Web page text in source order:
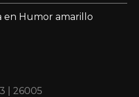
en Humor amarillo
| 26005